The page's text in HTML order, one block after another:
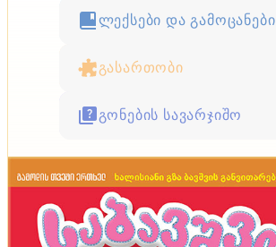
ლექსები და გამოცანები
გასართობი
გონების სავარჯიშო